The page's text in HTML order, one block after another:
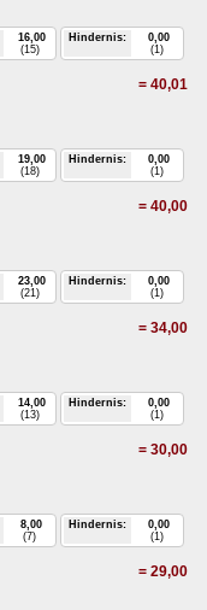
Hindernis:
0,00
(1)
16,00
(15)
= 40,01
Hindernis:
0,00
(1)
19,00
(18)
= 40,00
Hindernis:
0,00
(1)
23,00
(21)
= 34,00
Hindernis:
0,00
(1)
14,00
(13)
= 30,00
Hindernis:
0,00
(1)
8,00
(7)
= 29,00